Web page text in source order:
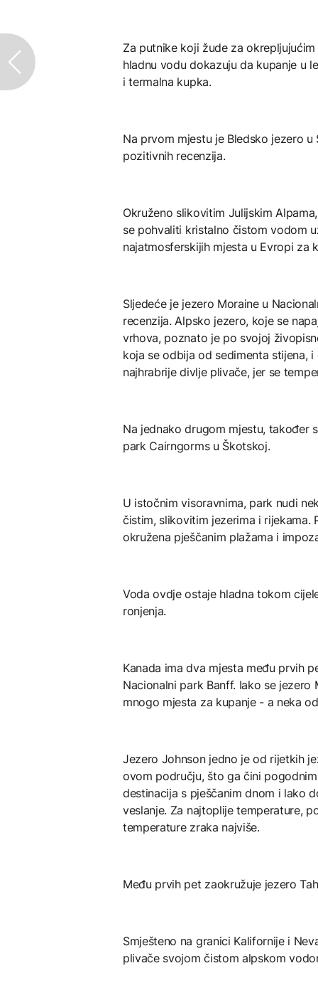
Za putnike koji žude za
hladnu vodu dokazuju da kupanje u
i termalna kupka.
Na prvom mjestu je Bledsko jezero
pozitivnih recenzija.
Okruženo slikovitim Julijskim
se pohvaliti kristalno čistom vodom
najatmosferskijih mjesta u Evropi za
Sljedeće je jezero Moraine u
recenzija. Alpsko jezero, koje se
vrhova, poznato je po svojoj
koja se odbija od sedimenta stijena,
najhrabrije divlje plivače, jer se
Na jednako drugom mjestu, također
park Cairngorms u Škotskoj.
U istočnim visoravnima, park nudi
čistim, slikovitim jezerima i rijekama.
okružena pješčanim plažama i
Voda ovdje ostaje hladna tokom
ronjenja.
Kanada ima dva mjesta među prvih
Nacionalni park Banff. Iako se
mnogo mjesta za kupanje - a neka
Jezero Johnson jedno je od rijetkih
ovom području, što ga čini
destinacija s pješčanim dnom i lako
veslanje. Za najtoplije temperature,
temperature zraka najviše.
Među prvih pet zaokružuje jezero
Smješteno na granici Kalifornije i
plivače svojom čistom alpskom